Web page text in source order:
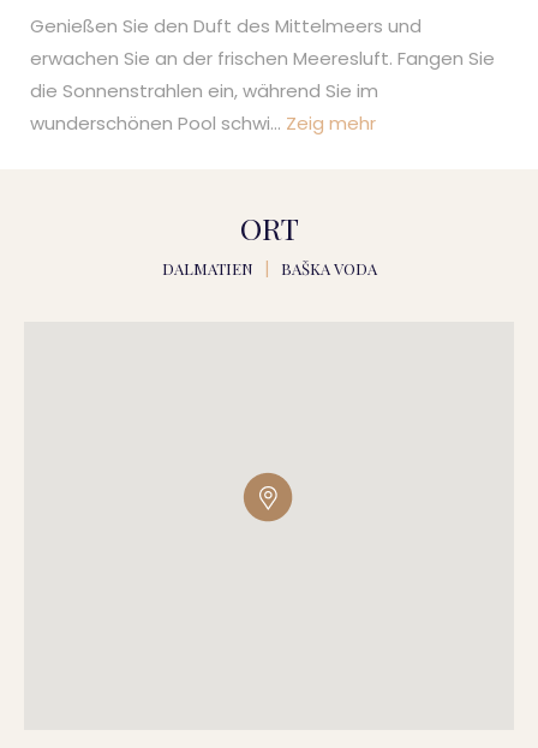
Genießen Sie den Duft des Mittelmeers und
erwachen Sie an der frischen Meeresluft. Fangen Sie
die Sonnenstrahlen ein, während Sie im
wunderschönen Pool schwi... Zeig mehr
ORT
DALMATIEN BAŠKA VODA